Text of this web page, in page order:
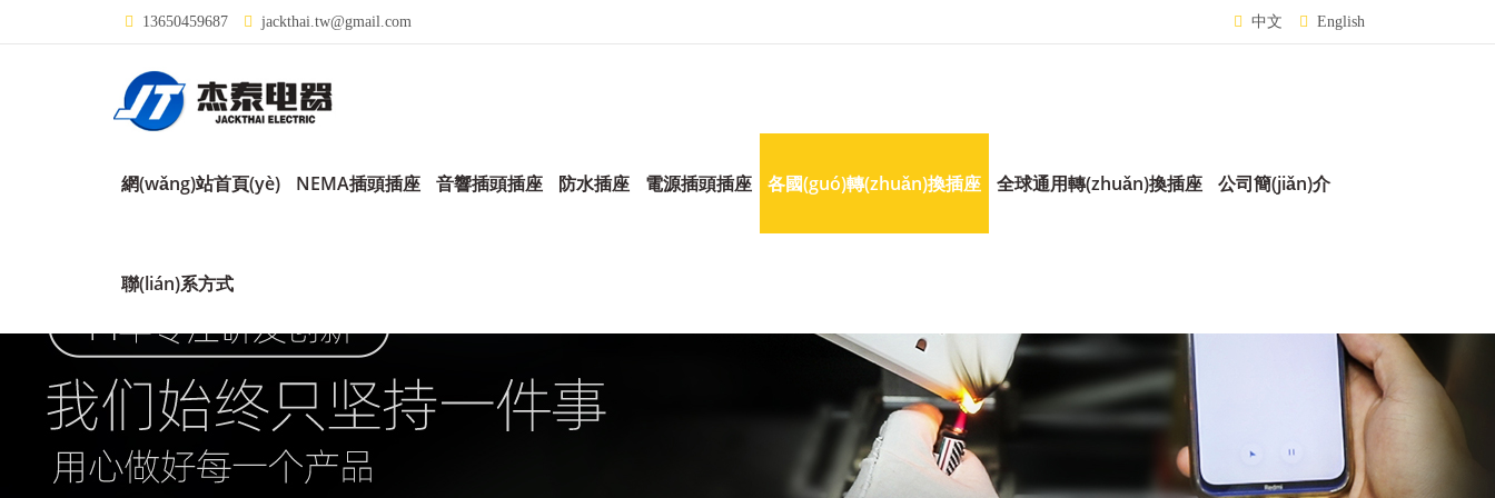
13650459687 jackthai.tw@gmail.com 中文 English
網(wǎng)站首頁(yè) NEMA插頭插座 音響插頭插座 防水插座 電源插頭插座 各國(guó)轉(zhuǎn)換插座 全球通用轉(zhuǎn)換插座 公司簡(jiǎn)介
聯(lián)系方式